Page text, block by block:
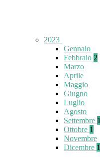
2023
Gennaio
Febbraio 2
Marzo
Aprile
Maggio
Giugno
Luglio
Agosto
Settembre 1
Ottobre 1
Novembre
Dicembre 1